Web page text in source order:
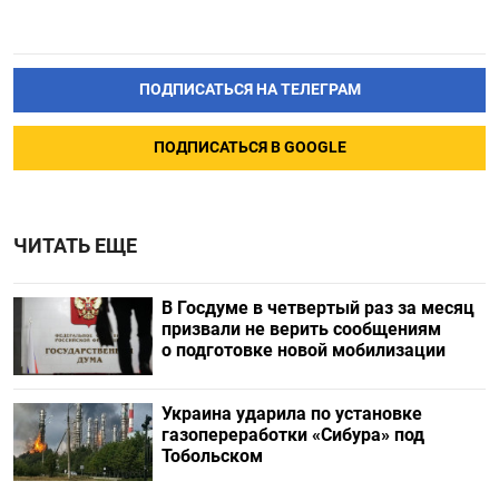
ПОДПИСАТЬСЯ НА ТЕЛЕГРАМ
ПОДПИСАТЬСЯ В GOOGLE
ЧИТАТЬ ЕЩЕ
В Госдуме в четвертый раз за месяц
призвали не верить сообщениям
о подготовке новой мобилизации
Украина ударила по установке
газопереработки «Сибура» под
Тобольском